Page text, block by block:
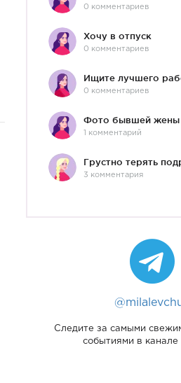
0 комментариев
Хочу в отпуск
0 комментариев
Ищите лучшего
0 комментариев
Фото бывшей жены
1 комментарий
Грустно терять
3 комментария
Следите за самыми
событиями в канале